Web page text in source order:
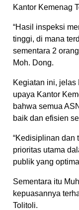
Kantor Kemenag
“Hasil inspeksi
tinggi, di mana
sementara 2
Moh. Dong.
Kegiatan ini, jelas
upaya Kantor
bahwa semua
baik dan efisien
“Kedisiplinan dan
prioritas utama
publik yang
Sementara itu
kepuasannya
Tolitoli.